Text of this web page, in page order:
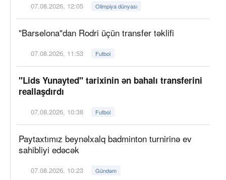
07.08.2026, 12:05 Olimpiya dünyası
"Barselona"dan Rodri üçün transfer təklifi
07.08.2026, 11:53 Futbol
"Lids Yunayted" tarixinin ən bahalı transferini
reallaşdırdı
07.08.2026, 10:38 Futbol
Paytaxtımız beynəlxalq badminton turnirinə ev
sahibliyi edəcək
07.08.2026, 10:23 Gündəm